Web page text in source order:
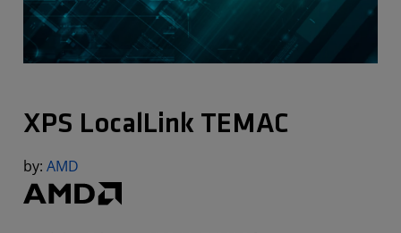
XPS LocalLink TEMAC
by: AMD